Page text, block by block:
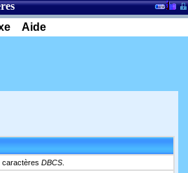
Aide
caractères DBCS